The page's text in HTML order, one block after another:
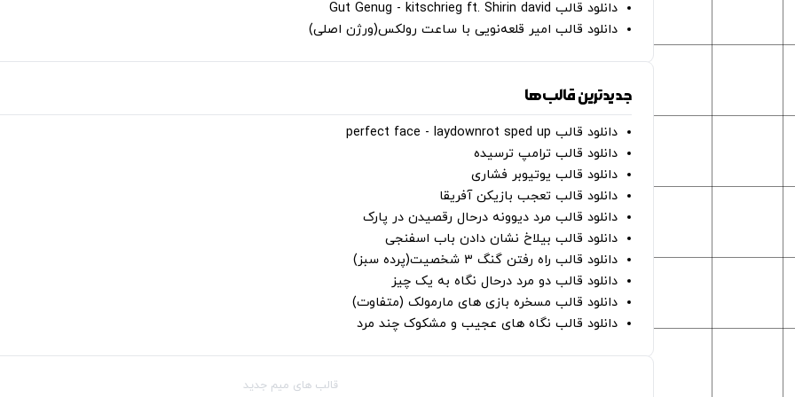
دانلود قالب Gut Genug - kitschrieg ft. Shirin david
دانلود قالب امیر قلعه‌نویی با ساعت رولکس(ورژن اصلی)
جدیدترین قالب‌ها
دانلود قالب perfect face - laydownrot sped up
دانلود قالب ترامپ ترسیده
دانلود قالب یوتیوبر فشاری
دانلود قالب تعجب بازیکن آفریقا
دانلود قالب مرد دیوونه درحال رقصیدن در پارک
دانلود قالب بیلاخ نشان دادن باب اسفنجی
دانلود قالب راه رفتن گنگ ۳ شخصیت(پرده سبز)
دانلود قالب دو مرد درحال نگاه به یک چیز
دانلود قالب مسخره بازی های مارمولک (متفاوت)
دانلود قالب نگاه های عجیب و مشکوک چند مرد
قالب‌ های میم جدید